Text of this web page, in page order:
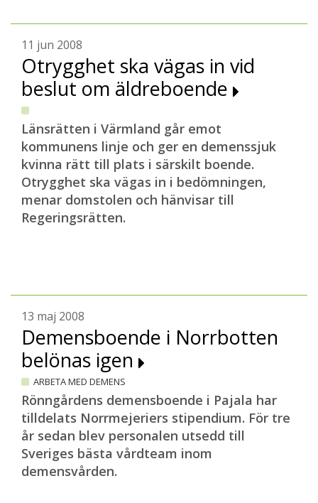
11 jun 2008
Otrygghet ska vägas in vid
beslut om äldreboende
Länsrätten i Värmland går emot
kommunens linje och ger en demenssjuk
kvinna rätt till plats i särskilt boende.
Otrygghet ska vägas in i bedömningen,
menar domstolen och hänvisar till
Regeringsrätten.
13 maj 2008
Demensboende i Norrbotten
belönas igen
ARBETA MED DEMENS
Rönngårdens demensboende i Pajala har
tilldelats Norrmejeriers stipendium. För tre
år sedan blev personalen utsedd till
Sveriges bästa vårdteam inom
demensvården.